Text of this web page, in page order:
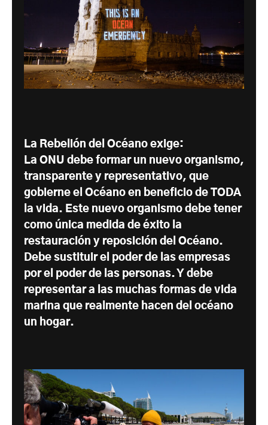
La Rebelión del Océano exige:
La ONU debe formar un nuevo organismo,
transparente y representativo, que
gobierne el Océano en beneficio de TODA
la vida. Este nuevo organismo debe tener
como única medida de éxito la
restauración y reposición del Océano.
Debe sustituir el poder de las empresas
por el poder de las personas. Y debe
representar a las muchas formas de vida
marina que realmente hacen del océano
un hogar.